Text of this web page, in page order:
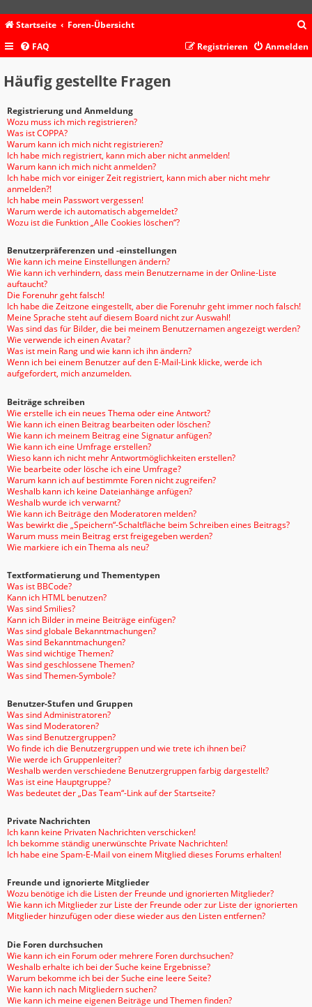
Startseite Foren-Übersicht
c
FAQ Anmelden
Registrieren
Häufig gestellte Fragen
Registrierung und Anmeldung
Wozu muss ich mich registrieren?
Was ist COPPA?
Warum kann ich mich nicht registrieren?
Ich habe mich registriert, kann mich aber nicht anmelden!
Warum kann ich mich nicht anmelden?
Ich habe mich vor einiger Zeit registriert, kann mich aber nicht mehr
anmelden?!
Ich habe mein Passwort vergessen!
Warum werde ich automatisch abgemeldet?
Wozu ist die Funktion „Alle Cookies löschen“?
Benutzerpräferenzen und -einstellungen
Wie kann ich meine Einstellungen ändern?
Wie kann ich verhindern, dass mein Benutzername in der Online-Liste
auftaucht?
Die Forenuhr geht falsch!
Ich habe die Zeitzone eingestellt, aber die Forenuhr geht immer noch falsch!
Meine Sprache steht auf diesem Board nicht zur Auswahl!
Was sind das für Bilder, die bei meinem Benutzernamen angezeigt werden?
Wie verwende ich einen Avatar?
Was ist mein Rang und wie kann ich ihn ändern?
Wenn ich bei einem Benutzer auf den E-Mail-Link klicke, werde ich
aufgefordert, mich anzumelden.
Beiträge schreiben
Wie erstelle ich ein neues Thema oder eine Antwort?
Wie kann ich einen Beitrag bearbeiten oder löschen?
Wie kann ich meinem Beitrag eine Signatur anfügen?
Wie kann ich eine Umfrage erstellen?
Wieso kann ich nicht mehr Antwortmöglichkeiten erstellen?
Wie bearbeite oder lösche ich eine Umfrage?
Warum kann ich auf bestimmte Foren nicht zugreifen?
Weshalb kann ich keine Dateianhänge anfügen?
Weshalb wurde ich verwarnt?
Wie kann ich Beiträge den Moderatoren melden?
Was bewirkt die „Speichern“-Schaltfläche beim Schreiben eines Beitrags?
Warum muss mein Beitrag erst freigegeben werden?
Wie markiere ich ein Thema als neu?
Textformatierung und Thementypen
Was ist BBCode?
Kann ich HTML benutzen?
Was sind Smilies?
Kann ich Bilder in meine Beiträge einfügen?
Was sind globale Bekanntmachungen?
Was sind Bekanntmachungen?
Was sind wichtige Themen?
Was sind geschlossene Themen?
Was sind Themen-Symbole?
Benutzer-Stufen und Gruppen
Was sind Administratoren?
Was sind Moderatoren?
Was sind Benutzergruppen?
Wo finde ich die Benutzergruppen und wie trete ich ihnen bei?
Wie werde ich Gruppenleiter?
Weshalb werden verschiedene Benutzergruppen farbig dargestellt?
Was ist eine Hauptgruppe?
Was bedeutet der „Das Team“-Link auf der Startseite?
Private Nachrichten
Ich kann keine Privaten Nachrichten verschicken!
Ich bekomme ständig unerwünschte Private Nachrichten!
Ich habe eine Spam-E-Mail von einem Mitglied dieses Forums erhalten!
Freunde und ignorierte Mitglieder
Wozu benötige ich die Listen der Freunde und ignorierten Mitglieder?
Wie kann ich Mitglieder zur Liste der Freunde oder zur Liste der ignorierten
Mitglieder hinzufügen oder diese wieder aus den Listen entfernen?
Die Foren durchsuchen
Wie kann ich ein Forum oder mehrere Foren durchsuchen?
Weshalb erhalte ich bei der Suche keine Ergebnisse?
Warum bekomme ich bei der Suche eine leere Seite?
Wie kann ich nach Mitgliedern suchen?
Wie kann ich meine eigenen Beiträge und Themen finden?